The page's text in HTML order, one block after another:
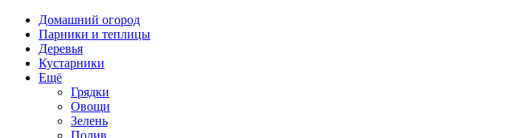
Домашний огород
Парники и теплицы
Деревья
Кустарники
Ещё
Грядки
Овощи
Зелень
Полив